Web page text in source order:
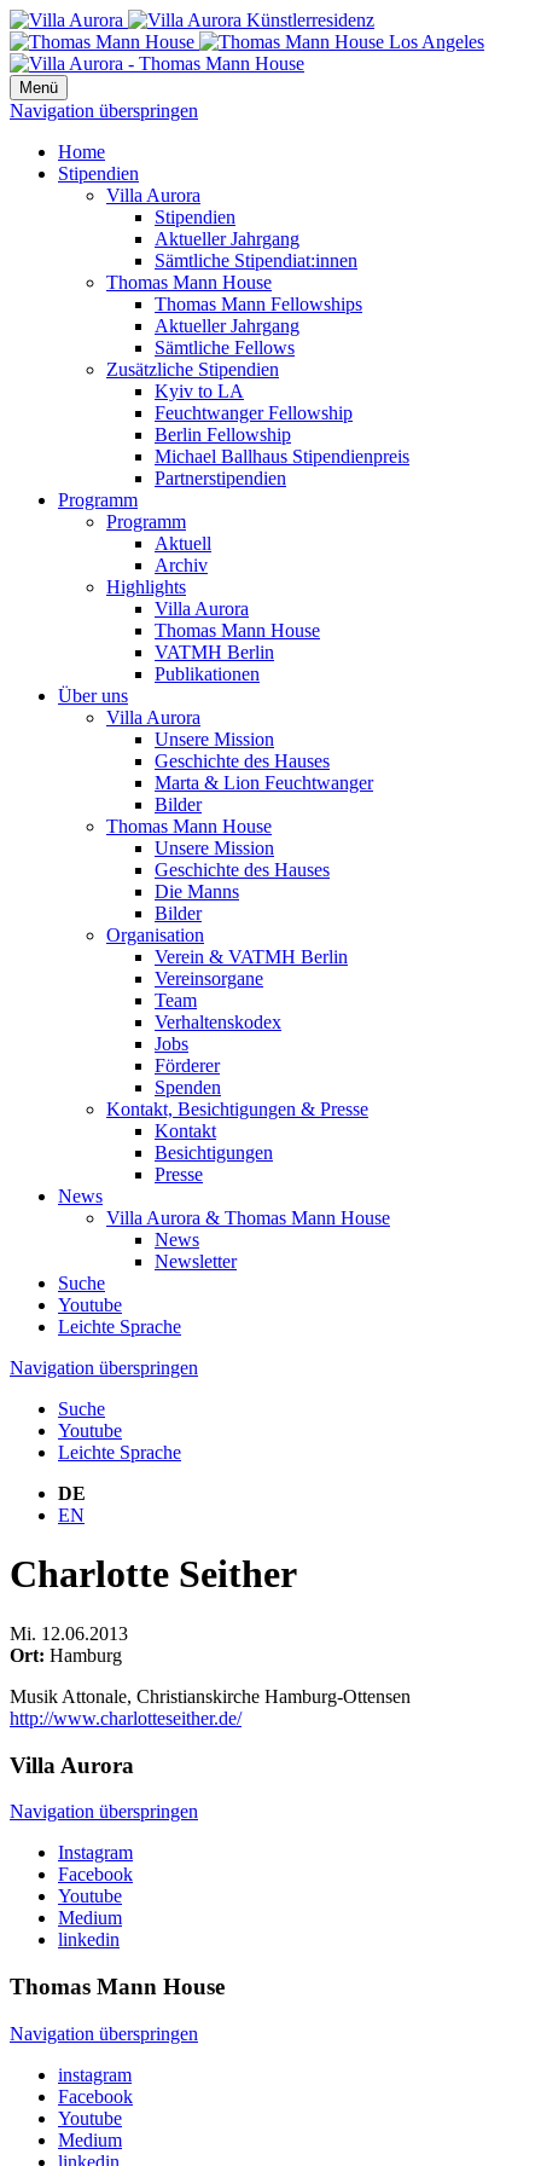
Menü
Navigation überspringen
Home
Stipendien
Villa Aurora
Stipendien
Aktueller Jahrgang
Sämtliche Stipendiat:innen
Thomas Mann House
Thomas Mann Fellowships
Aktueller Jahrgang
Sämtliche Fellows
Zusätzliche Stipendien
Kyiv to LA
Feuchtwanger Fellowship
Berlin Fellowship
Michael Ballhaus Stipendienpreis
Partnerstipendien
Programm
Programm
Aktuell
Archiv
Highlights
Villa Aurora
Thomas Mann House
VATMH Berlin
Publikationen
Über uns
Villa Aurora
Unsere Mission
Geschichte des Hauses
Marta & Lion Feuchtwanger
Bilder
Thomas Mann House
Unsere Mission
Geschichte des Hauses
Die Manns
Bilder
Organisation
Verein & VATMH Berlin
Vereinsorgane
Team
Verhaltenskodex
Jobs
Förderer
Spenden
Kontakt, Besichtigungen & Presse
Kontakt
Besichtigungen
Presse
News
Villa Aurora & Thomas Mann House
News
Newsletter
Suche
Youtube
Leichte Sprache
Navigation überspringen
Suche
Youtube
Leichte Sprache
DE
EN
Charlotte Seither
Mi. 12.06.2013
Ort: Hamburg
Musik Attonale, Christianskirche Hamburg-Ottensen
http://www.charlotteseither.de/
Villa Aurora
Navigation überspringen
Instagram
Facebook
Youtube
Medium
linkedin
Thomas Mann House
Navigation überspringen
instagram
Facebook
Youtube
Medium
linkedin